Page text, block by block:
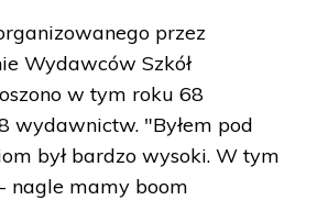
przez
Wydawców Szkół
w tym roku 68
wydawnictw. "Byłem pod
był bardzo wysoki. W tym
nagle mamy boom